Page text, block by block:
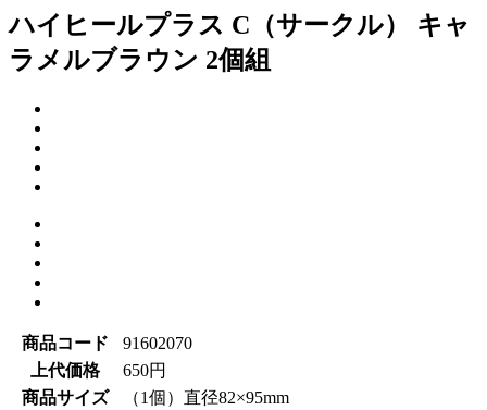
ハイヒールプラス C（サークル） キャ
ラメルブラウン 2個組
商品コード
91602070
上代価格
650円
商品サイズ
（1個）直径82×95mm